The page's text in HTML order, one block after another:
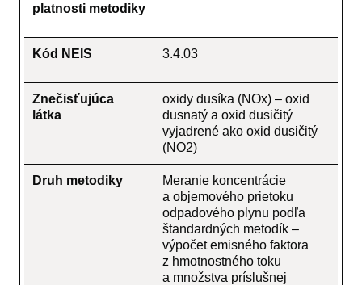
platnosti metodiky
Kód NEIS 3.4.03
Znečisťujúca
látka
oxidy dusíka (NOx) – oxid
dusnatý a oxid dusičitý
vyjadrené ako oxid dusičitý
(NO2)
Druh metodiky
Meranie koncentrácie
a objemového prietoku
odpadového plynu podľa
štandardných metodík –
výpočet emisného faktora
z hmotnostného toku
a množstva príslušnej